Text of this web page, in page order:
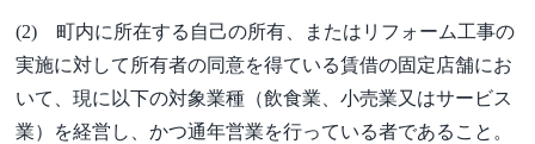
(2) 町内に所在する自己の所有、またはリフォーム工事の
実施に対して所有者の同意を得ている賃借の固定店舗にお
いて、現に以下の対象業種（飲食業、小売業又はサービス
業）を経営し、かつ通年営業を行っている者であること。